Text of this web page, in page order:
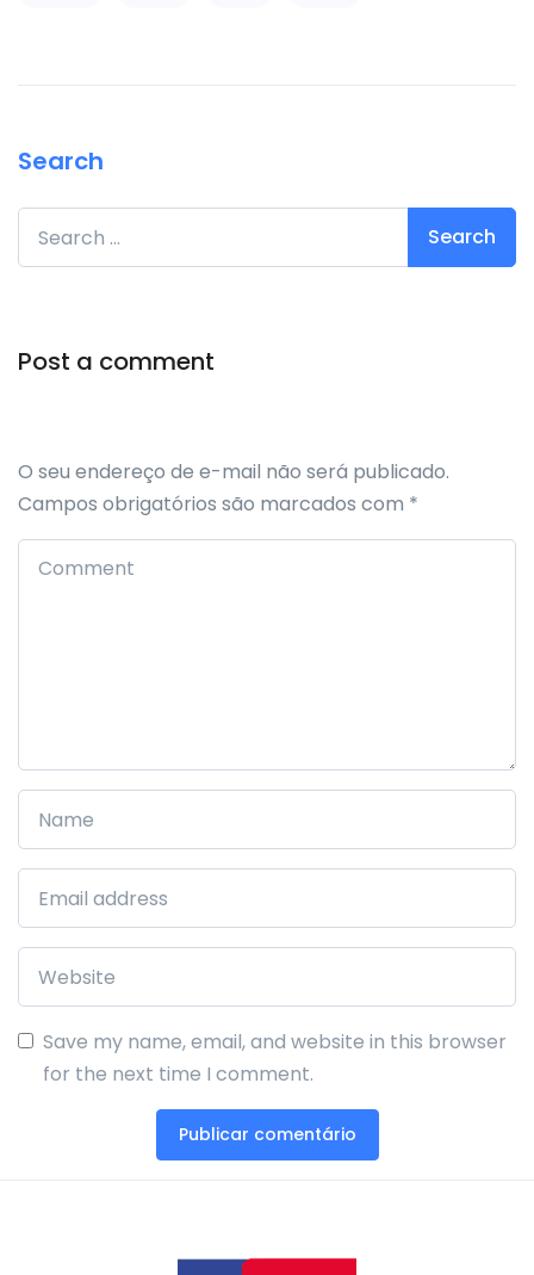
Search
Search for:
Post a comment
O seu endereço de e-mail não será publicado.
Campos obrigatórios são marcados com *
Save my name, email, and website in this browser
for the next time I comment.